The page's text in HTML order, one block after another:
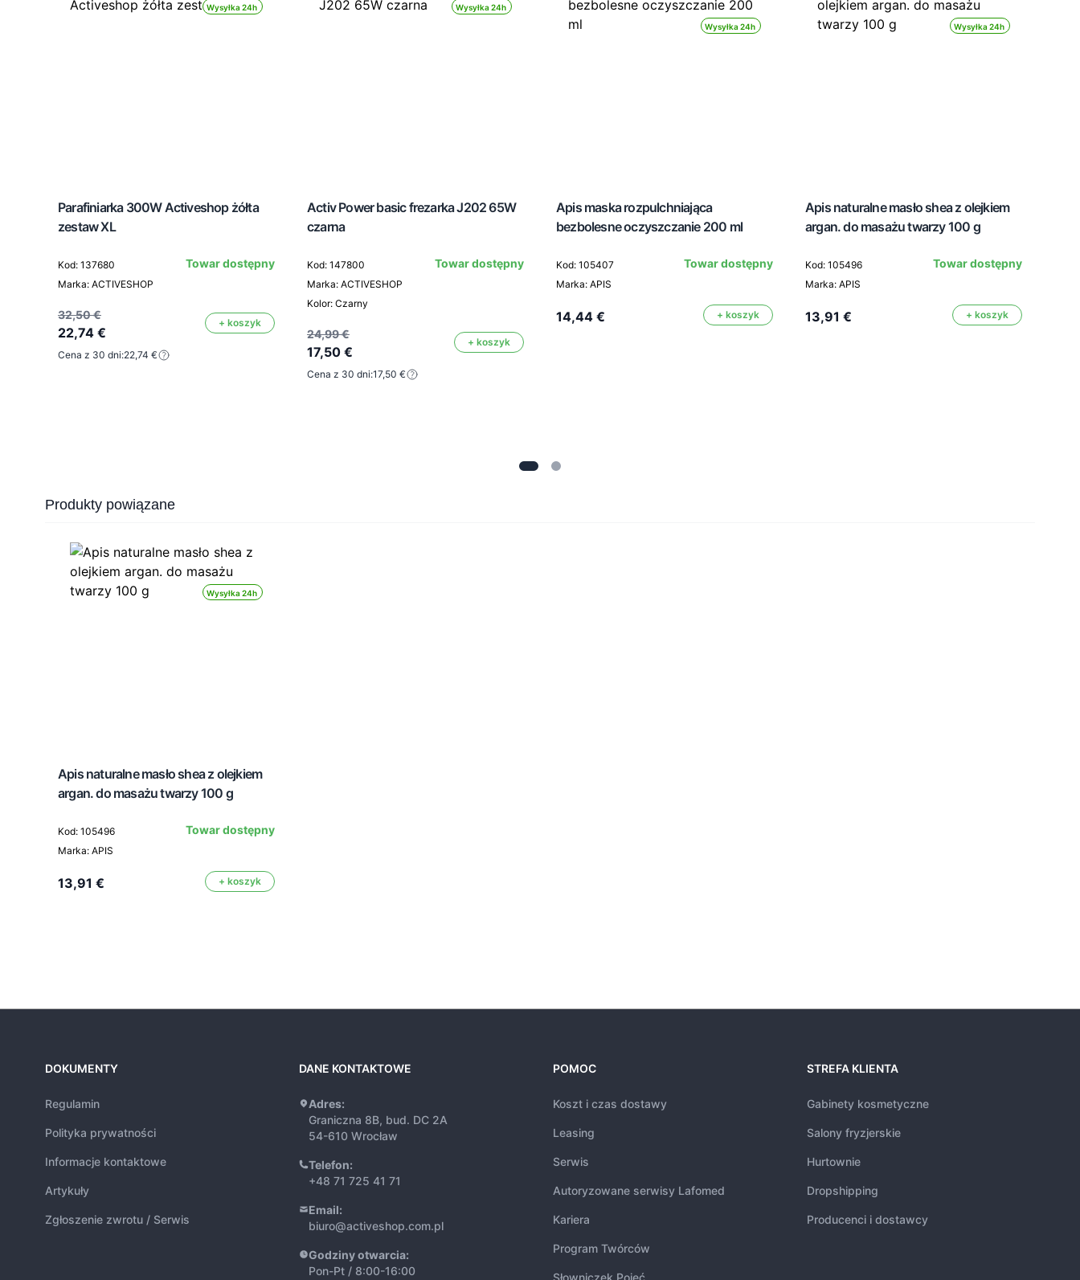
Wysyłka 24h
Parafiniarka 300W Activeshop żółta
zestaw XL
Kod: 137680
Marka: ACTIVESHOP
Towar dostępny
32,50 €
22,74 €
+ koszyk
Cena z 30 dni:22,74 €
Wysyłka 24h
Activ Power basic frezarka J202 65W
czarna
Kod: 147800
Marka: ACTIVESHOP
Kolor: Czarny
Towar dostępny
24,99 €
17,50 €
+ koszyk
Cena z 30 dni:17,50 €
Wysyłka 24h
Apis maska rozpulchniająca
bezbolesne oczyszczanie 200 ml
Kod: 105407
Marka: APIS
Towar dostępny
14,44 € + koszyk
Wysyłka 24h
Apis naturalne masło shea z olejkiem
argan. do masażu twarzy 100 g
Kod: 105496
Marka: APIS
Towar dostępny
13,91 € + koszyk
Press to skip carousel
Produkty powiązane
Wysyłka 24h
Apis naturalne masło shea z olejkiem
argan. do masażu twarzy 100 g
Kod: 105496
Marka: APIS
Towar dostępny
13,91 € + koszyk
DOKUMENTY
Regulamin
Polityka prywatności
Informacje kontaktowe
Artykuły
Zgłoszenie zwrotu / Serwis
DANE KONTAKTOWE
Adres:
Graniczna 8B, bud. DC 2A
54-610 Wrocław
Telefon:
+48 71 725 41 71
Email:
biuro@activeshop.com.pl
Godziny otwarcia:
Pon-Pt / 8:00-16:00
POMOC
Koszt i czas dostawy
Leasing
Serwis
Autoryzowane serwisy Lafomed
Kariera
Program Twórców
STREFA KLIENTA
Gabinety kosmetyczne
Salony fryzjerskie
Hurtownie
Dropshipping
Producenci i dostawcy